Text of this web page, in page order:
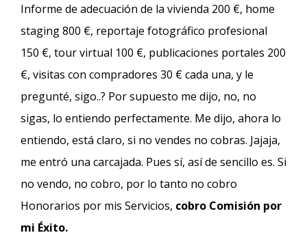
Informe de adecuación de la vivienda 200 €, home
staging 800 €, reportaje fotográfico profesional
150 €, tour virtual 100 €, publicaciones portales 200
€, visitas con compradores 30 € cada una, y le
pregunté, sigo..? Por supuesto me dijo, no, no
sigas, lo entiendo perfectamente. Me dijo, ahora lo
entiendo, está claro, si no vendes no cobras. Jajaja,
me entró una carcajada. Pues sí, así de sencillo es. Si
no vendo, no cobro, por lo tanto no cobro
Honorarios por mis Servicios, cobro Comisión por
mi Éxito.